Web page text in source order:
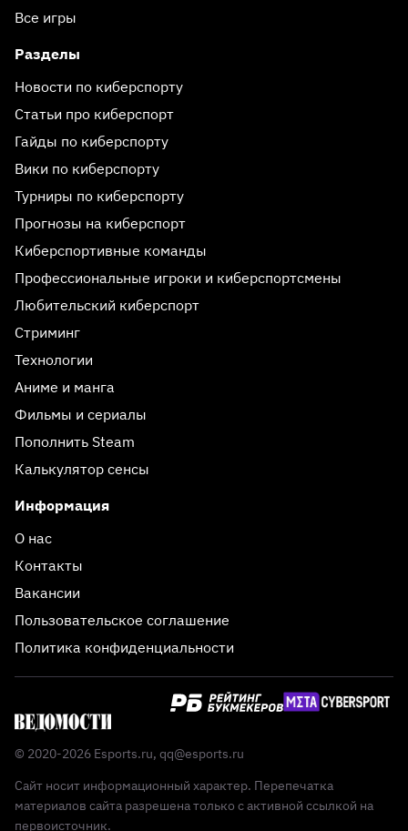
Все игры
Разделы
Новости по киберспорту
Статьи про киберспорт
Гайды по киберспорту
Вики по киберспорту
Турниры по киберспорту
Прогнозы на киберспорт
Киберспортивные команды
Профессиональные игроки и киберспортсмены
Любительский киберспорт
Стриминг
Технологии
Аниме и манга
Фильмы и сериалы
Пополнить Steam
Калькулятор сенсы
Информация
О нас
Контакты
Вакансии
Пользовательское соглашение
Политика конфиденциальности
© 2020-2026 Esports.ru, qq@esports.ru
Сайт носит информационный характер. Перепечатка
материалов сайта разрешена только с активной ссылкой на
первоисточник.